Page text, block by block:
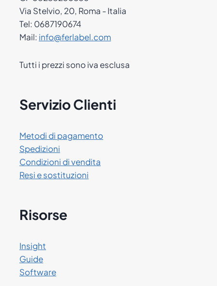
Via Stelvio, 20, Roma - Italia
Tel: 0687190674
Mail: info@ferlabel.com
Tutti i prezzi sono iva esclusa
Servizio Clienti
Metodi di pagamento
Spedizioni
Condizioni di vendita
Resi e sostituzioni
Risorse
Insight
Guide
Software